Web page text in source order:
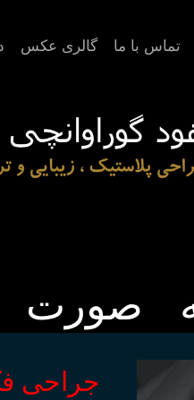
صورت
تماس با ما گالری عکس
جراحی